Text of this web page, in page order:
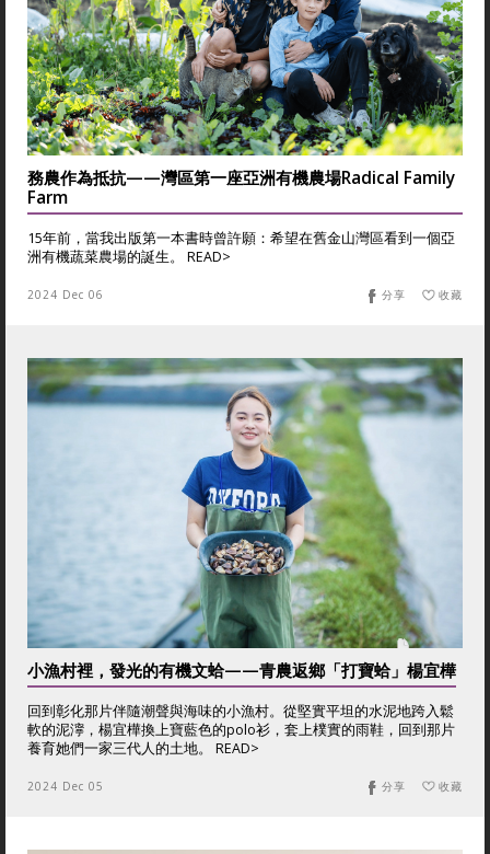
務農作為抵抗——灣區第一座亞洲有機農場Radical Family
Farm
15年前，當我出版第一本書時曾許願：希望在舊金山灣區看到一個亞
洲有機蔬菜農場的誕生。 READ>
2024 Dec 06 收藏
分享
小漁村裡，發光的有機文蛤——青農返鄉「打寶蛤」楊宜樺
回到彰化那片伴隨潮聲與海味的小漁村。從堅實平坦的水泥地跨入鬆
軟的泥濘，楊宜樺換上寶藍色的polo衫，套上樸實的雨鞋，回到那片
養育她們一家三代人的土地。 READ>
2024 Dec 05 收藏
分享